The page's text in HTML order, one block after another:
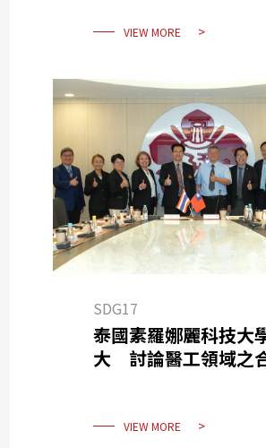
VIEW MORE
SDG17
泰國素羅娜麗科技大
大 討論醫工領域之
VIEW MORE